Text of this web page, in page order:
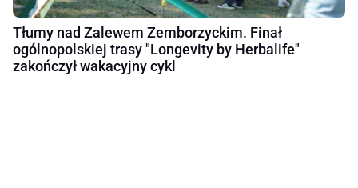
Tłumy nad Zalewem Zemborzyckim. Finał
ogólnopolskiej trasy "Longevity by Herbalife"
zakończył wakacyjny cykl